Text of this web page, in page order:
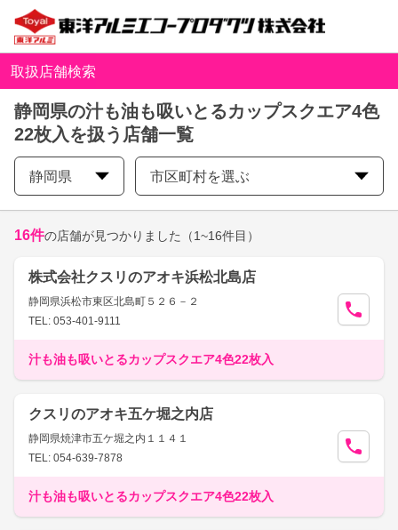
取扱店舗検索
静岡県の汁も油も吸いとるカップスクエア4色
22枚入を扱う店舗一覧
静岡県 市区町村を選ぶ
16件の店舗が見つかりました （1~16件目）
株式会社クスリのアオキ浜松北島店
静岡県浜松市東区北島町５２６－２
TEL: 053-401-9111
汁も油も吸いとるカップスクエア4色22枚入
クスリのアオキ五ケ堀之内店
静岡県焼津市五ケ堀之内１１４１
TEL: 054-639-7878
汁も油も吸いとるカップスクエア4色22枚入